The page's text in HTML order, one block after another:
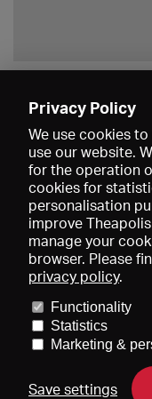
Données médiatiques
Conditions
Privacy Policy
We use cookies
use our website.
for the operation
cookies for
personalisation
improve
manage your
browser. Please
privacy policy.
Functionality
Statistics
Marketing &
Save settings